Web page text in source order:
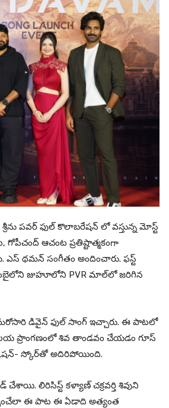
పవర్ ఫుల్ కొలాబరేషన్ లో వస్తున్న మోస్ట్
ఆచంట ప్రతిష్టాత్మకంగా
ఎస్ థమన్ సంగీతం అందించారు. ఫస్ట్
జుహూలోని PVR మాల్‌లో జరిగిన
డివైన్ ఫుల్ సాంగ్ ఇచ్చారు. ఈ పాటలో
ప్రాంగణంలో శివ తాండవం చేయడం గూస్
స్కోర్‌తో అదిరిపోయింది.
లిరిసిస్ట్‌ కళ్యాణ్‌ చక్రవర్తి శివుని
ఈ పాట ఈ ఏడాది అత్యంత